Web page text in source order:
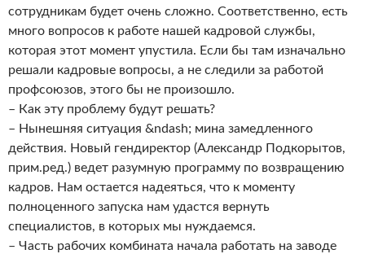
сотрудникам будет очень сложно. Соответственно, есть
много вопросов к работе нашей кадровой службы,
которая этот момент упустила. Если бы там изначально
решали кадровые вопросы, а не следили за работой
профсоюзов, этого бы не произошло.
– Как эту проблему будут решать?
– Нынешняя ситуация &ndash; мина замедленного
действия. Новый гендиректор (Александр Подкорытов,
прим.ред.) ведет разумную программу по возвращению
кадров. Нам остается надеяться, что к моменту
полноценного запуска нам удастся вернуть
специалистов, в которых мы нуждаемся.
– Часть рабочих комбината начала работать на заводе